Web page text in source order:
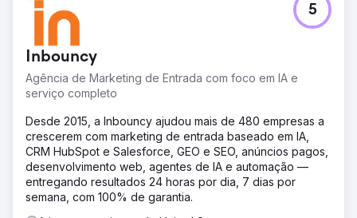
Inbouncy
Agência de Marketing de Entrada com foco em IA e
serviço completo
5
Desde 2015, a Inbouncy ajudou mais de 480 empresas a
crescerem com marketing de entrada baseado em IA,
CRM HubSpot e Salesforce, GEO e SEO, anúncios pagos,
desenvolvimento web, agentes de IA e automação —
entregando resultados 24 horas por dia, 7 dias por
semana, com 100% de garantia.